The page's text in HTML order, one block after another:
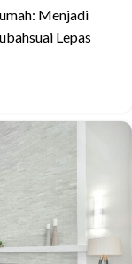
Menjadi
Lepas